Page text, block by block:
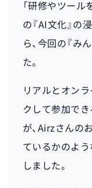
「研修やツール
の『AI文化』の
ら、今回の『み
た。
リアルとオン
クして参加で
が、Airzさんの
ているかのよう
しました。